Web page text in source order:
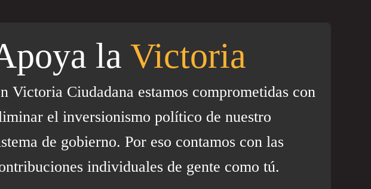
la Victoria
Victoria Ciudadana estamos comprometidas con
el inversionismo político de nuestro
de gobierno. Por eso contamos con las
individuales de gente como tú.